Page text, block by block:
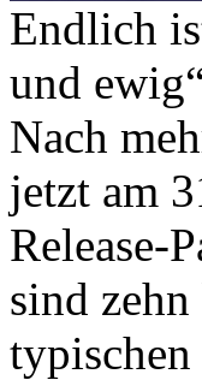
Endlich
und
Nach
jetzt am
Release-
sind